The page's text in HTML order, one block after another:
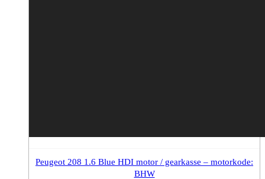
Peugeot 208 1.6 Blue HDI motor / gearkasse – motorkode:
BHW